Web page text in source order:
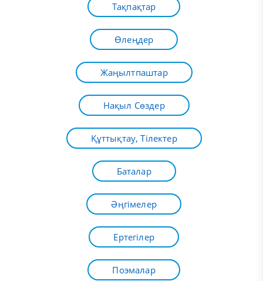
Тақпақтар
Өлеңдер
Жаңылтпаштар
Нақыл Сөздер
Құттықтау, Тілектер
Баталар
Әңгімелер
Ертегілер
Поэмалар